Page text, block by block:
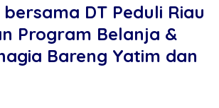
DT Peduli Riau
Program Belanja &
Bareng Yatim dan